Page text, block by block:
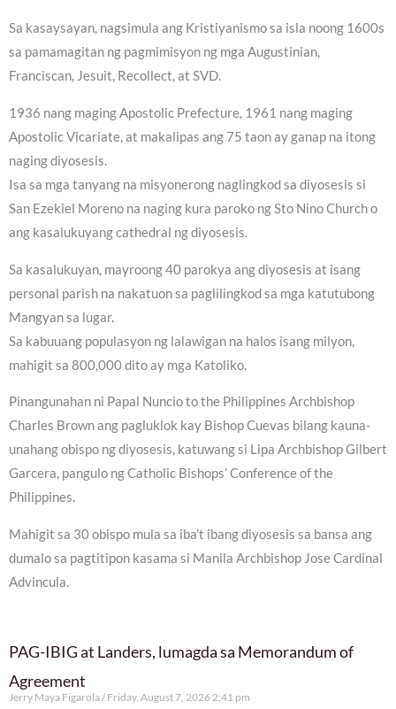
Sa kasaysayan, nagsimula ang Kristiyanismo sa isla noong 1600s
sa pamamagitan ng pagmimisyon ng mga Augustinian,
Franciscan, Jesuit, Recollect, at SVD.
1936 nang maging Apostolic Prefecture, 1961 nang maging
Apostolic Vicariate, at makalipas ang 75 taon ay ganap na itong
naging diyosesis.
Isa sa mga tanyang na misyonerong naglingkod sa diyosesis si
San Ezekiel Moreno na naging kura paroko ng Sto Nino Church o
ang kasalukuyang cathedral ng diyosesis.
Sa kasalukuyan, mayroong 40 parokya ang diyosesis at isang
personal parish na nakatuon sa paglilingkod sa mga katutubong
Mangyan sa lugar.
Sa kabuuang populasyon ng lalawigan na halos isang milyon,
mahigit sa 800,000 dito ay mga Katoliko.
Pinangunahan ni Papal Nuncio to the Philippines Archbishop
Charles Brown ang pagluklok kay Bishop Cuevas bilang kauna-
unahang obispo ng diyosesis, katuwang si Lipa Archbishop Gilbert
Garcera, pangulo ng Catholic Bishops’ Conference of the
Philippines.
Mahigit sa 30 obispo mula sa iba’t ibang diyosesis sa bansa ang
dumalo sa pagtitipon kasama si Manila Archbishop Jose Cardinal
Advincula.
PAG-IBIG at Landers, lumagda sa Memorandum of
Agreement
Jerry Maya Figarola Friday, August 7, 2026 2:41 pm